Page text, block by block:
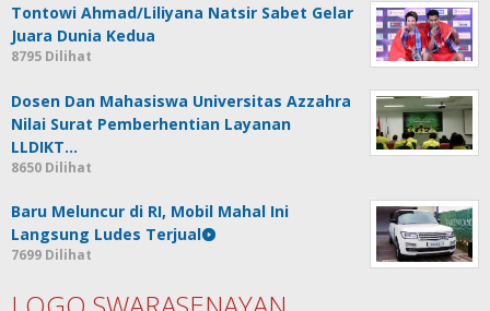
Tontowi Ahmad/Liliyana Natsir Sabet Gelar
Juara Dunia Kedua
8795 Dilihat
Dosen Dan Mahasiswa Universitas Azzahra
Nilai Surat Pemberhentian Layanan
LLDIKT…
8650 Dilihat
Baru Meluncur di RI, Mobil Mahal Ini
Langsung Ludes Terjual
7699 Dilihat